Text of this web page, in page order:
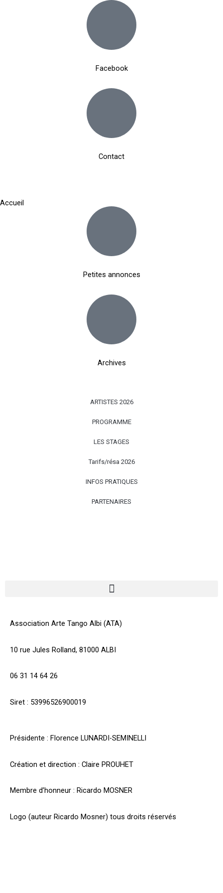
Facebook
Contact
Accueil
Petites annonces
Archives
ARTISTES 2026
PROGRAMME
LES STAGES
Tarifs/résa 2026
INFOS PRATIQUES
PARTENAIRES
Association Arte Tango Albi (ATA)
10 rue Jules Rolland, 81000 ALBI
06 31 14 64 26
Siret : 53996526900019
Présidente : Florence LUNARDI-SEMINELLI
Création et direction : Claire PROUHET
Membre d’honneur : Ricardo MOSNER
Logo (auteur Ricardo Mosner) tous droits réservés